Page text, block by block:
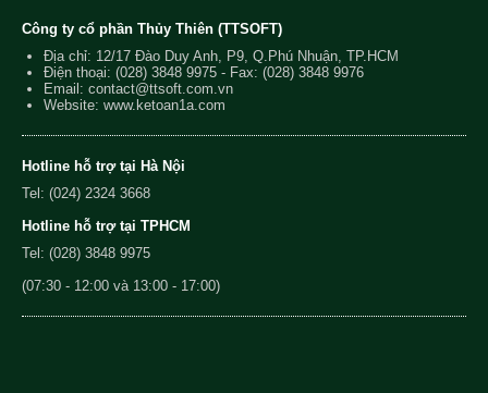
Công ty cổ phần Thủy Thiên (TTSOFT)
Địa chỉ: 12/17 Đào Duy Anh, P9, Q.Phú Nhuận, TP.HCM
Điện thoại: (028) 3848 9975 - Fax: (028) 3848 9976
Email: contact@ttsoft.com.vn
Website: www.ketoan1a.com
Hotline hỗ trợ tại Hà Nội
Tel: (024) 2324 3668
Hotline hỗ trợ tại TPHCM
Tel: (028) 3848 9975
(07:30 - 12:00 và 13:00 - 17:00)